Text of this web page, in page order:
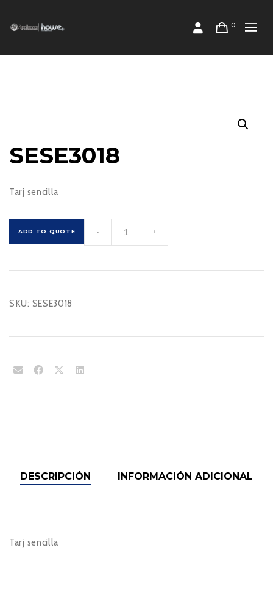
0
SESE3018
Tarj sencilla
ADD TO QUOTE
cantidad
- +
SKU: SESE3018
DESCRIPCIÓN INFORMACIÓN ADICIONAL
Tarj sencilla